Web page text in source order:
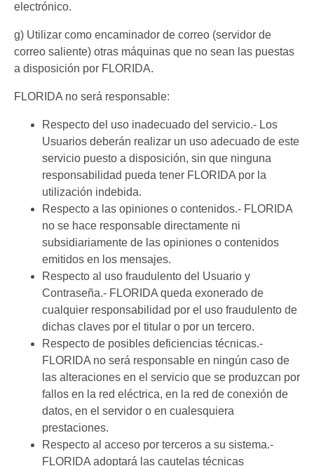
electrónico.
g) Utilizar como encaminador de correo (servidor de
correo saliente) otras máquinas que no sean las puestas
a disposición por FLORIDA.
FLORIDA no será responsable:
Respecto del uso inadecuado del servicio.- Los
Usuarios deberán realizar un uso adecuado de este
servicio puesto a disposición, sin que ninguna
responsabilidad pueda tener FLORIDA por la
utilización indebida.
Respecto a las opiniones o contenidos.- FLORIDA
no se hace responsable directamente ni
subsidiariamente de las opiniones o contenidos
emitidos en los mensajes.
Respecto al uso fraudulento del Usuario y
Contraseña.- FLORIDA queda exonerado de
cualquier responsabilidad por el uso fraudulento de
dichas claves por el titular o por un tercero.
Respecto de posibles deficiencias técnicas.-
FLORIDA no será responsable en ningún caso de
las alteraciones en el servicio que se produzcan por
fallos en la red eléctrica, en la red de conexión de
datos, en el servidor o en cualesquiera
prestaciones.
Respecto al acceso por terceros a su sistema.-
FLORIDA adoptará las cautelas técnicas